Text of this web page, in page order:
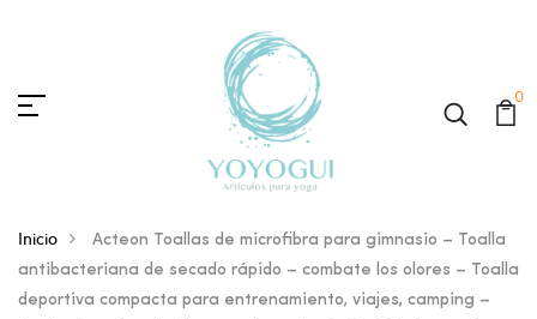
0
Inicio
Acteon Toallas de microfibra para gimnasio – Toalla
antibacteriana de secado rápido – combate los olores – Toalla
deportiva compacta para entrenamiento, viajes, camping –